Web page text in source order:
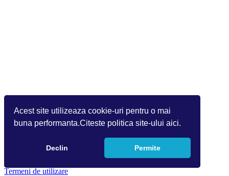
Acest site utilizeaza cookie-uri pentru o mai
buna performanta.Citeste politica site-ului aici.
Declin Permite
Termeni de utilizare